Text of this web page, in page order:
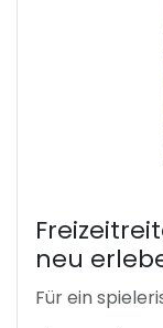
neu
Für ein